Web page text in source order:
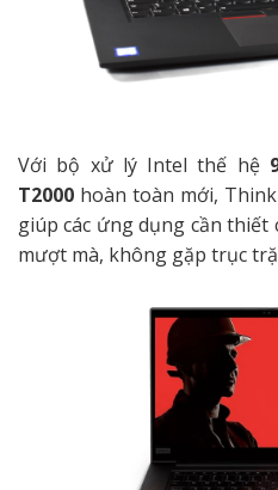
Với bộ xử lý Intel thế hệ
T2000 hoàn toàn mới,
giúp các ứng dụng cần thiết
mượt mà, không gặp trục